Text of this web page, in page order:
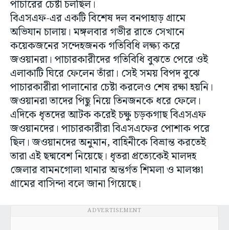
পাচারের চেষ্টা চলছিল।
বিএসএফ-এর একটি বিশেষ দল বনপাহাড় গ্রামে
অভিযান চালায়। মঙ্গলবার গভীর রাতে সেখানে
কয়েকজনের সন্দেহজনক গতিবিধি লক্ষ্য করে
জওয়ানরা। পাচারকারীদের গতিবিধি বুঝতে পেরে ওই
এলাকাটি ঘিরে ফেলেন তাঁরা। সেই সময় বিপদ বুঝে
পাচারকারীরা পালানোর চেষ্টা করলেও শেষ রক্ষা হয়নি।
জওয়ানরা তাদের পিছু নিয়ে তিনজনকে ধরে ফেলে।
এদিকে ধৃতদের আটক করেই চক্ষু চড়কগাছ বিএসএফ
জওয়ানদের। পাচারকারীরা বিএসএফের পোশাক পরে
ছিল। জওয়ানদের অনুমান, বাহিনীকে বিভ্রান্ত করতেই
তারা এই ছদ্মবেশ নিয়েছে। ধৃতরা প্রত্যেকেই মালদহ
জেলার বামনগোলা থানার অন্তর্গত শিমলা ও মালঞ্চা
গ্রামের বাসিন্দা বলে জানা গিয়েছে।
ADVERTISEMENT